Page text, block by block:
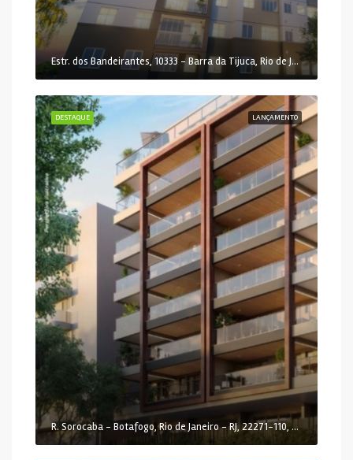
Estr. dos Bandeirantes, 10333 - Barra da Tijuca, Rio de Janeiro - RJ, 22783-115, Brasil
LANÇAMENTO
DESTAQUE
R. Sorocaba - Botafogo, Rio de Janeiro - RJ, 22271-110, Brasil